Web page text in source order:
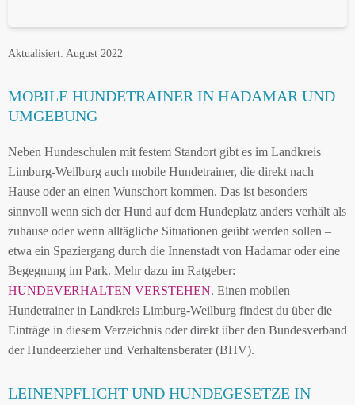
Aktualisiert: August 2022
MOBILE HUNDETRAINER IN HADAMAR UND
UMGEBUNG
Neben Hundeschulen mit festem Standort gibt es im Landkreis
Limburg-Weilburg auch mobile Hundetrainer, die direkt nach
Hause oder an einen Wunschort kommen. Das ist besonders
sinnvoll wenn sich der Hund auf dem Hundeplatz anders verhält als
zuhause oder wenn alltägliche Situationen geübt werden sollen –
etwa ein Spaziergang durch die Innenstadt von Hadamar oder eine
Begegnung im Park. Mehr dazu im Ratgeber:
HUNDEVERHALTEN VERSTEHEN. Einen mobilen
Hundetrainer in Landkreis Limburg-Weilburg findest du über die
Einträge in diesem Verzeichnis oder direkt über den Bundesverband
der Hundeerzieher und Verhaltensberater (BHV).
LEINENPFLICHT UND HUNDEGESETZE IN